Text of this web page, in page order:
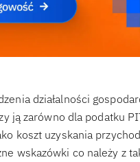
działalności
ją zarówno dla podatku
koszt uzyskania
wskazówki co należy z